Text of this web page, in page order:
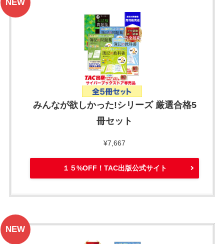
みんなが欲しかった!シリーズ 厳選合格5
冊セット
¥7,667
１５%OFF！TAC出版公式サイト
NEW
NEW